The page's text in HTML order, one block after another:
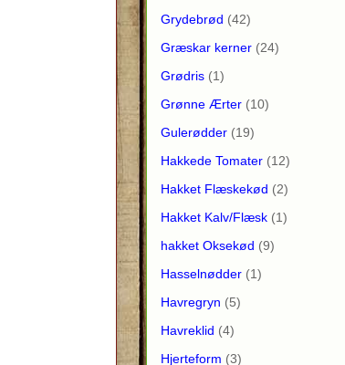
Grydebrød (42)
Græskar kerner (24)
Grødris (1)
Grønne Ærter (10)
Gulerødder (19)
Hakkede Tomater (12)
Hakket Flæskekød (2)
Hakket Kalv/Flæsk (1)
hakket Oksekød (9)
Hasselnødder (1)
Havregryn (5)
Havreklid (4)
Hjerteform (3)